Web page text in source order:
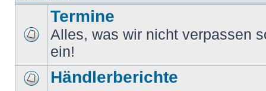
Termine
Alles, was wir nicht verpassen
ein!
Händlerberichte